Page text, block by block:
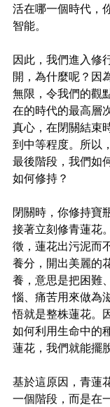
活在哪一個時代，
智能。
因此，我們進入修
開，為什麼呢？因
無限，令我們的觀
在的時代的最高層
真心，在閉關結束
到中等程度。所以
最後階段，我們如
如何修持？
閉關時，你修持寶
接著立刻修青蓮花
徵，蓮花出污泥而
養分，開出美麗的
養，意思是把困難
惱、痛苦用來做為
悟就是整株蓮花。
如何利用生命中的
蓮花，我們就能擺
基於這原因，青蓮
一個階段，而是在